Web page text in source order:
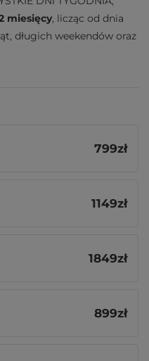
miesięcy, licząc od dnia
długich weekendów oraz
799zł
1149zł
1849zł
899zł